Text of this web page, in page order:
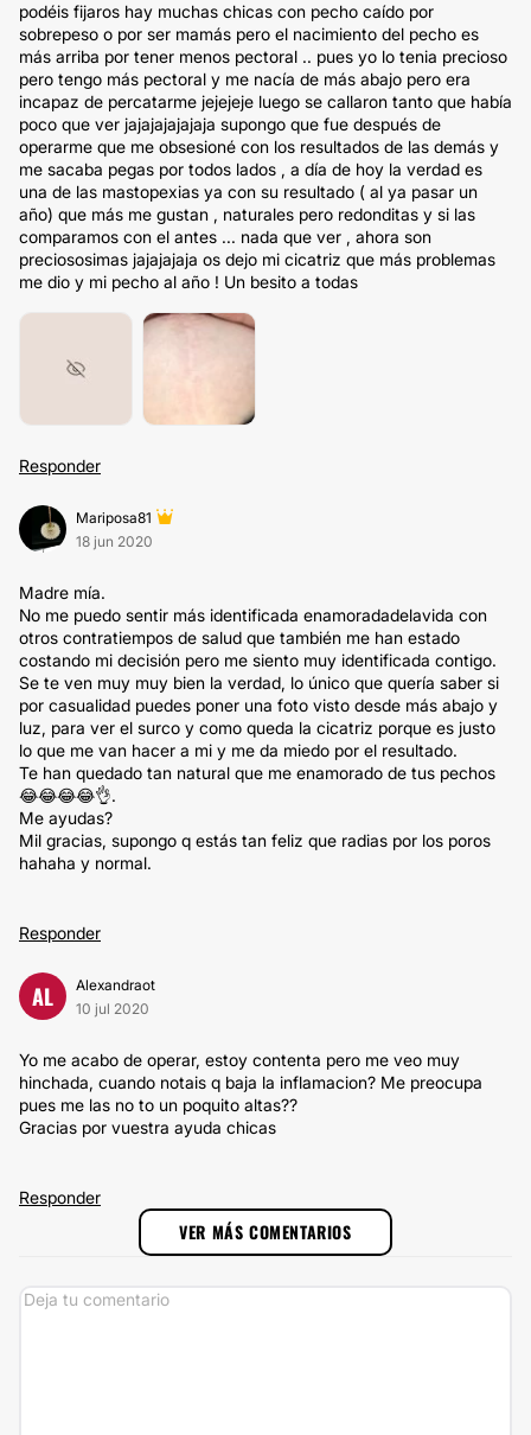
podéis fijaros hay muchas chicas con pecho caído por
sobrepeso o por ser mamás pero el nacimiento del pecho es
más arriba por tener menos pectoral .. pues yo lo tenia precioso
pero tengo más pectoral y me nacía de más abajo pero era
incapaz de percatarme jejejeje luego se callaron tanto que había
poco que ver jajajajajajaja supongo que fue después de
operarme que me obsesioné con los resultados de las demás y
me sacaba pegas por todos lados , a día de hoy la verdad es
una de las mastopexias ya con su resultado ( al ya pasar un
año) que más me gustan , naturales pero redonditas y si las
comparamos con el antes ... nada que ver , ahora son
preciososimas jajajajaja os dejo mi cicatriz que más problemas
me dio y mi pecho al año ! Un besito a todas
Responder
Mariposa81
18 jun 2020
Madre mía.
No me puedo sentir más identificada enamoradadelavida con
otros contratiempos de salud que también me han estado
costando mi decisión pero me siento muy identificada contigo.
Se te ven muy muy bien la verdad, lo único que quería saber si
por casualidad puedes poner una foto visto desde más abajo y
luz, para ver el surco y como queda la cicatriz porque es justo
lo que me van hacer a mi y me da miedo por el resultado.
Te han quedado tan natural que me enamorado de tus pechos
😂😂😂😂👌.
Me ayudas?
Mil gracias, supongo q estás tan feliz que radias por los poros
hahaha y normal.
Responder
AL
Alexandraot
10 jul 2020
Yo me acabo de operar, estoy contenta pero me veo muy
hinchada, cuando notais q baja la inflamacion? Me preocupa
pues me las no to un poquito altas??
Gracias por vuestra ayuda chicas
Responder
VER MÁS COMENTARIOS